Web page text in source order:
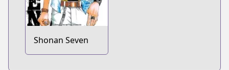
Shonan Seven